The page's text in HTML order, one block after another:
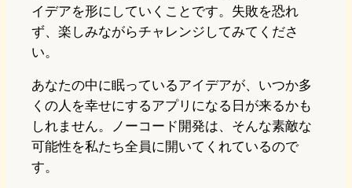
イデアを形にしていくことです。失敗を恐れ
ず、楽しみながらチャレンジしてみてくださ
い。
あなたの中に眠っているアイデアが、いつか多
くの人を幸せにするアプリになる日が来るかも
しれません。ノーコード開発は、そんな素敵な
可能性を私たち全員に開いてくれているので
す。